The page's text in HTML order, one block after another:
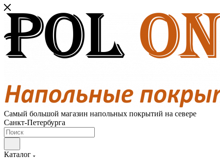
Самый большой магазин напольных покрытий на севере
Санкт-Петербурга
Каталог